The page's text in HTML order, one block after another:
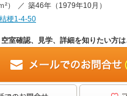
²） ／ 築46年 （1979年10月）
梗1-4-50
空室確認、見学、詳細を知りたい方は